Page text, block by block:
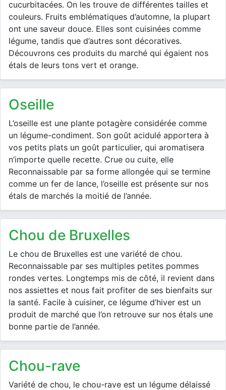
cucurbitacées. On les trouve de différentes tailles et
couleurs. Fruits emblématiques d’automne, la plupart
ont une saveur douce. Elles sont cuisinées comme
légume, tandis que d’autres sont décoratives.
Découvrons ces produits du marché qui égaient nos
étals de leurs tons vert et orange.
oseille
L’oseille est une plante potagère considérée comme
un légume-condiment. Son goût acidulé apportera à
vos petits plats un goût particulier, qui aromatisera
n’importe quelle recette. Crue ou cuite, elle
Reconnaissable par sa forme allongée qui se termine
comme un fer de lance, l’oseille est présente sur nos
étals de marchés la moitié de l’année.
chou de Bruxelles
Le chou de Bruxelles est une variété de chou.
Reconnaissable par ses multiples petites pommes
rondes vertes. Longtemps mis de côté, il revient dans
nos assiettes et nous fait profiter de ses bienfaits sur
la santé. Facile à cuisiner, ce légume d’hiver est un
produit de marché que l’on retrouve sur nos étals une
bonne partie de l’année.
chou-rave
Variété de chou, le chou-rave est un légume délaissé